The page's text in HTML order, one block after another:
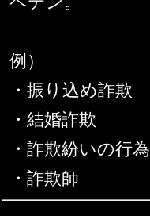
例）
・振り込め詐欺
・結婚詐欺
・詐欺紛いの行為
・詐欺師